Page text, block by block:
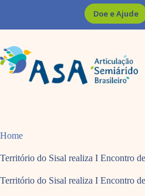
Doe e Ajude
Home
Território do Sisal realiza I Encontro
Território do Sisal realiza I Encontro